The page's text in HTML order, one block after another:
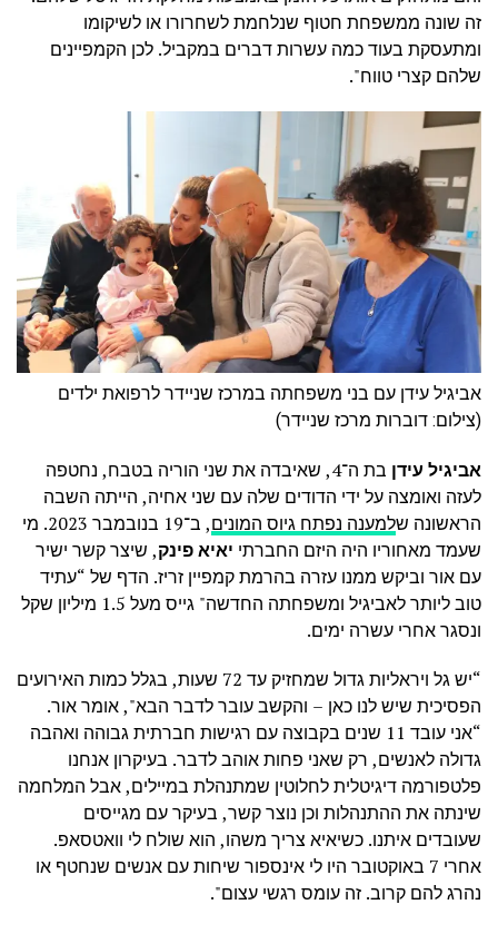
זה שונה ממשפחת חטוף שנלחמת לשחרורו או לשיקומו
ומתעסקת בעוד כמה עשרות דברים במקביל. לכן הקמפיינים
שלהם קצרי טווח".
אביגיל עידן עם בני משפחתה במרכז שניידר לרפואת ילדים
(צילום: דוברות מרכז שניידר)
אביגיל עידן
בת ה־4, שאיבדה את שני הוריה בטבח, נחטפה
לעזה ואומצה על ידי הדודים שלה עם שני אחיה, הייתה השבה
הראשונה שלמענה נפתח גיוס המונים
, ב־19 בנובמבר 2023. מי
שעמד מאחוריו היה היזם החברתי יאיא פינק, שיצר קשר ישיר
עם אור וביקש ממנו עזרה בהרמת קמפיין זריז. הדף של “עתיד
טוב ליותר לאביגיל ומשפחתה החדשה" גייס מעל 1.5 מיליון שקל
ונסגר אחרי עשרה ימים.
“
יש גל ויראליות גדול שמחזיק עד 72 שעות, בגלל כמות האירועים
הפסיכית שיש לנו כאן – והקשב עובר לדבר הבא", אומר אור.
“אני עובד 11 שנים בקבוצה עם רגישות חברתית גבוהה ואהבה
גדולה לאנשים, רק שאני פחות אוהב לדבר. בעיקרון אנחנו
פלטפורמה דיגיטלית לחלוטין שמתנהלת במיילים, אבל המלחמה
שינתה את ההתנהלות וכן נוצר קשר, בעיקר עם מגייסים
שעובדים איתנו. כשיאיא צריך משהו, הוא שולח לי וואטסאפ.
אחרי 7 באוקטובר היו לי אינספור שיחות עם אנשים שנחטף או
נהרג להם קרוב. זה עומס רגשי עצום".